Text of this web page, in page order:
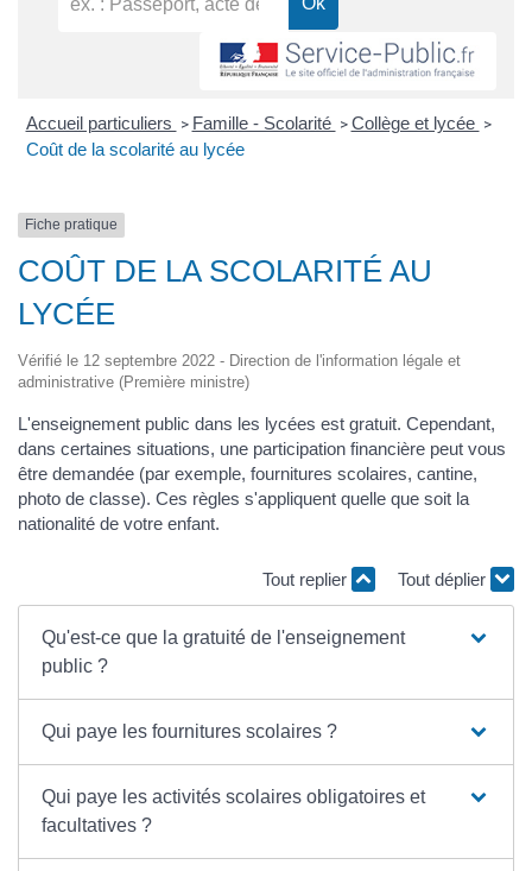
Accueil particuliers > Famille - Scolarité > Collège et lycée >
Coût de la scolarité au lycée
Fiche pratique
COÛT DE LA SCOLARITÉ AU
LYCÉE
Vérifié le 12 septembre 2022 - Direction de l'information légale et
administrative (Première ministre)
L'enseignement public dans les lycées est gratuit. Cependant,
dans certaines situations, une participation financière peut vous
être demandée (par exemple, fournitures scolaires, cantine,
photo de classe). Ces règles s'appliquent quelle que soit la
nationalité de votre enfant.
Tout replier Tout déplier
Qu'est-ce que la gratuité de l'enseignement
public ?
Qui paye les fournitures scolaires ?
Qui paye les activités scolaires obligatoires et
facultatives ?